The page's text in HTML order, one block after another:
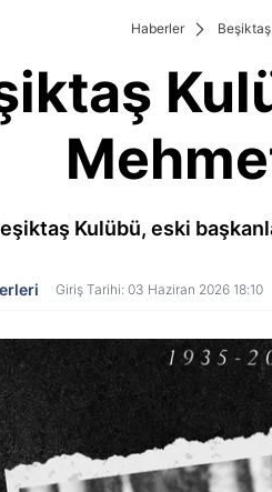
Haberler Beşiktaş
Kulübü, eski
Giriş Tarihi: 03 Haziran 2026 18:10